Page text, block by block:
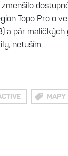
Topo Pro o
a pár maličkých
netuším.
MAPY